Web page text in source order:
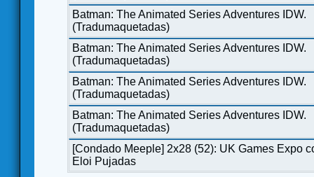
Batman: The Animated Series Adventures IDW.
(Tradumaquetadas)
Batman: The Animated Series Adventures IDW.
(Tradumaquetadas)
Batman: The Animated Series Adventures IDW.
(Tradumaquetadas)
Batman: The Animated Series Adventures IDW.
(Tradumaquetadas)
[Condado Meeple] 2x28 (52): UK Games Expo
Eloi Pujadas